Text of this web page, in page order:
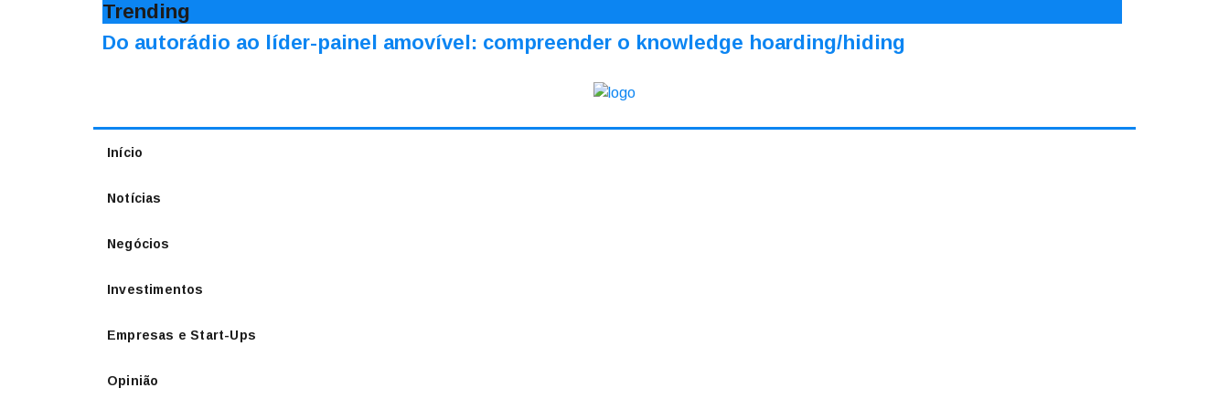
Trending
Do autorádio ao líder-painel amovível: compreender o knowledge hoarding/hiding
Início
Notícias
Negócios
Investimentos
Empresas e Start-Ups
Opinião